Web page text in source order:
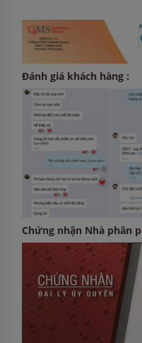
Đánh giá khách hàng :
Chứng nhận Nhà phân